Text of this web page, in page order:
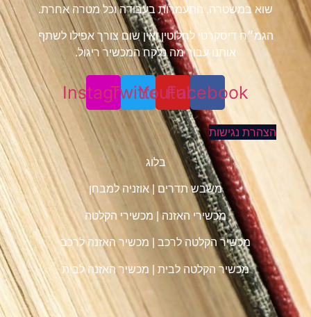
שוא במשטרה, התעמרות בעבודה וכל מטרה אחרת.
הגמ״ח דיסקרטי לחלוטין ואין שום צורך אפילו לשתף
אותנו עבור מה נלקח המכשיר ריגול.
Facebook
Youtube
Twitter
Instagram
הצהרת נגישות
בלוג
משבש תדרים |אוזניה למבחן
מכשירי האזנה| מכשירי הקלטה
מכשיר הקלטה לרכב מכשיר האזנה לרכב
מכשיר הקלטה לבית מכשיר האזנה לבית